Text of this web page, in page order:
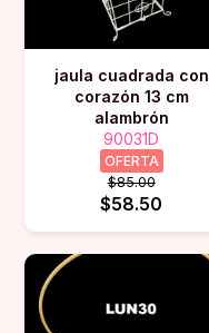
jaula cuadrada con
corazón 13 cm
alambrón
90031D
OFERTA
$85.00
$58.50